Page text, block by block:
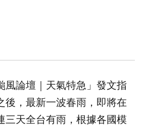
論壇｜ 天氣特急」發文指
後，最新一波春雨，即將在
三天全台有雨，根據各國模